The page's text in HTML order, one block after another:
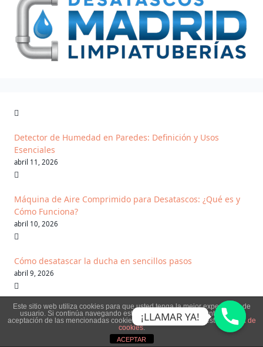
Detector de Humedad en Paredes: Definición y Usos
Esenciales
abril 11, 2026
Máquina de Aire Comprimido para Desatascos: ¿Qué es y
Cómo Funciona?
abril 10, 2026
Cómo desatascar la ducha en sencillos pasos
abril 9, 2026
Desatascar Tuberías Ecológicamente
abril 8, 2026
Este sitio web utiliza cookies para que usted tenga la mejor experiencia de
usuario. Si continúa navegando está dando su consentimiento para la
aceptación de las mencionadas cookies y la aceptación de nuestra
política de
cookies.
ACEPTAR
¡LLAMAR YA!